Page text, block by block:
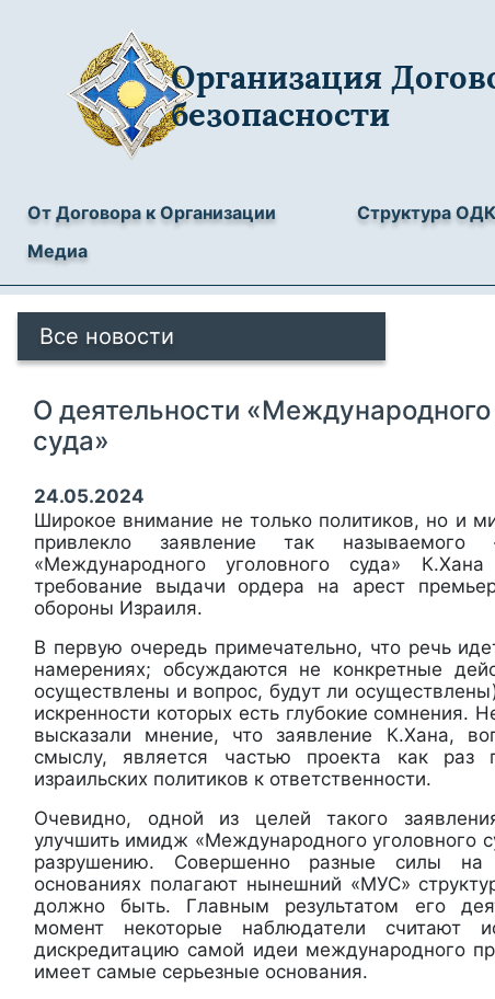
Организация
безопасности
От Договора к Организации Структура
Медиа
Все новости
О деятельности «Международного
суда»
24.05.2024
Широкое внимание не только политиков, но и
привлекло заявление так называемого
«Международного уголовного суда»
требование выдачи ордера на арест
обороны Израиля.
В первую очередь примечательно, что речь
намерениях; обсуждаются не конкретные
осуществлены и вопрос, будут ли
искренности которых есть глубокие сомнения.
высказали мнение, что заявление К.Хана,
смыслу, является частью проекта как раз
израильских политиков к ответственности.
Очевидно, одной из целей такого
улучшить имидж «Международного уголовного
разрушению. Совершенно разные силы на
основаниях полагают нынешний «МУС»
должно быть. Главным результатом его
момент некоторые наблюдатели считают
дискредитацию самой идеи международного
имеет самые серьезные основания.